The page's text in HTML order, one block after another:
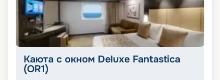
Каюта с окном Deluxe Fantastica
(OR1)